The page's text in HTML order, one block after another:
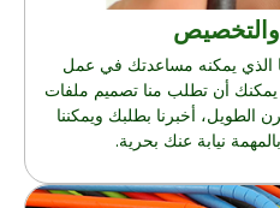
الذي يمكنه مساعدتك في عمل
أن تطلب منا تصميم ملفات
أخبرنا بطلبك ويمكننا
نيابة عنك بحرية.